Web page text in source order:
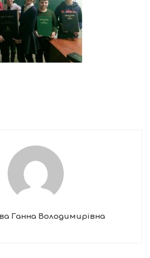
Ганна Володимирівна